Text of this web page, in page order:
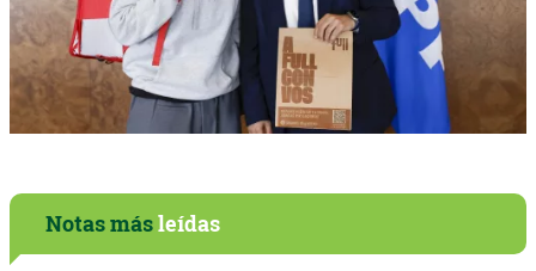
Notas másleídas